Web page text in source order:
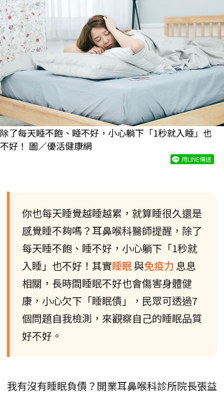
除了每天睡不飽、睡不好，小心躺下「1秒就入睡」也
不好！ 圖／優活健康網
用LINE傳送
你也每天睡覺越睡越累，就算睡很久還是
感覺睡不夠嗎？耳鼻喉科醫師提醒，除了
每天睡不飽、睡不好，小心躺下「1秒就
入睡」也不好！其實睡眠與免疫力 息息
相關，長時間睡眠不好也會傷害身體健
康，小心欠下「睡眠債」，民眾可透過7
個問題自我檢測，來觀察自己的睡眠品質
好不好。
我有沒有睡眠負債？開業耳鼻喉科診所院長張益